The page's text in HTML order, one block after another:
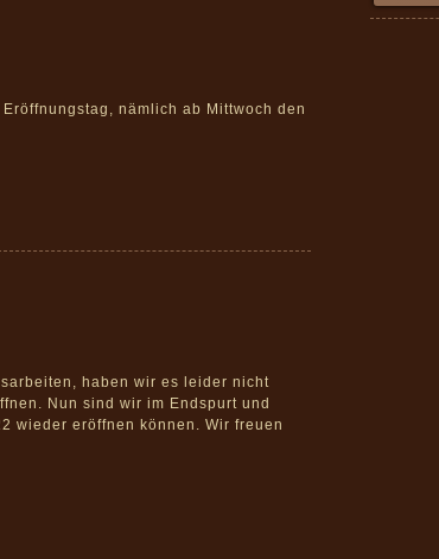
nämlich ab Mittwoch den
haben wir es leider nicht
Nun sind wir im Endspurt und
wieder eröffnen können. Wir freuen